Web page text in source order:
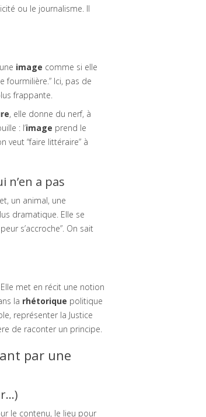
ou le journalisme. Il
image comme si elle
fourmilière.” Ici, pas de
frappante.
, elle donne du nerf, à
: l’image prend le
veut “faire littéraire” à
n’en a pas
un animal, une
dramatique. Elle se
s’accroche”. On sait
met en récit une notion
la rhétorique politique
représenter la Justice
de raconter un principe.
par une
le contenu, le lieu pour